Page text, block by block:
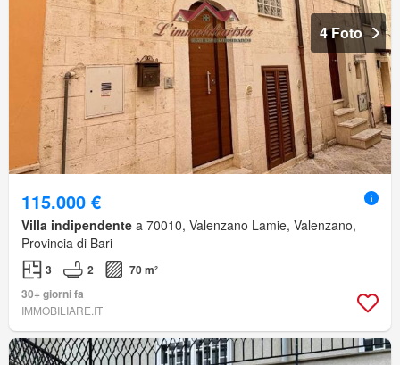
4 Foto
115.000 €
Villa indipendente a 70010, Valenzano Lamie, Valenzano,
Provincia di Bari
3 2
70 m²
30+ giorni fa
IMMOBILIARE.IT